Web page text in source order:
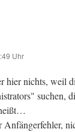
Uhr
hier nichts, weil
suchen,
Anfängerfehler,